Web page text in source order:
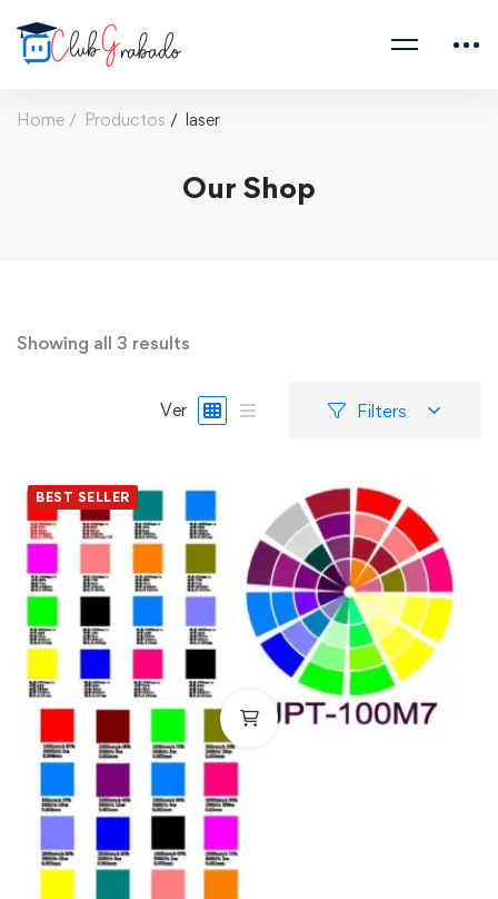
Home Productos laser
Our Shop
Showing all 3 results
Ver Filters
BEST SELLER